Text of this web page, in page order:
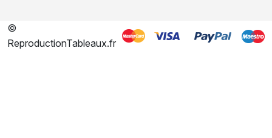
©
ReproductionTableaux.fr